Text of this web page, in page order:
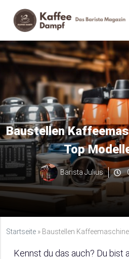
Inhalt
springen
Baustellen
Top
Barista Julius
Startseite » Baustellen
Kennst du das auch? Du bist